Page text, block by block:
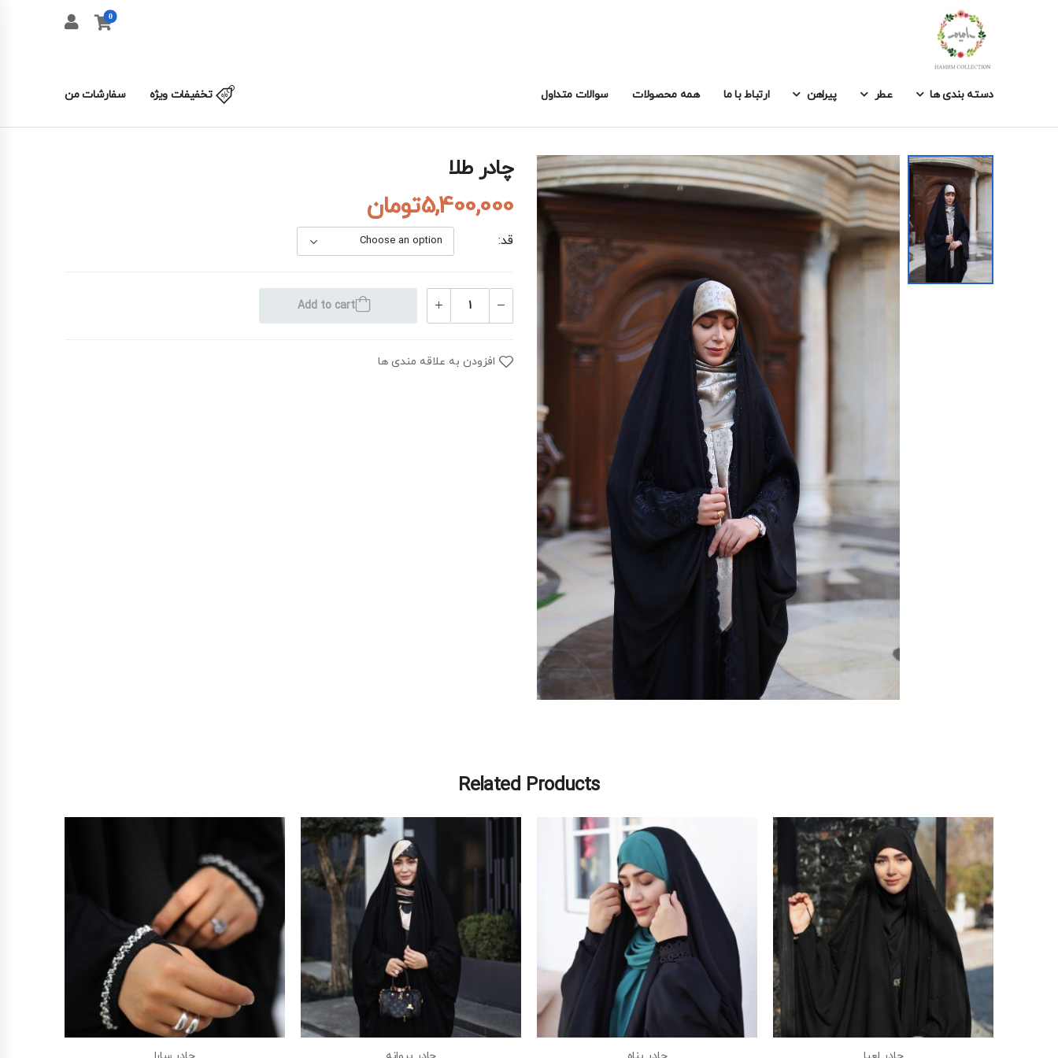
0
دسته بندی ها عطر پیراهن ارتباط با ما همه محصولات سوالات متداول تخفیفات ویژه سفارشات من
چادر طلا
تومان5,400,000
قد
Add to cart
افزودن به علاقه مندی ها
Related Products